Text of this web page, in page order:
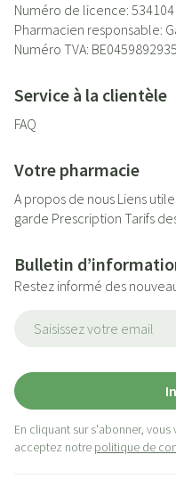
Numéro de licence: 534104
Pharmacien responsable:
Numéro TVA: BE0459892935
Service à la clientèle
FAQ
Votre pharmacie
A propos de nous Liens
garde Prescription Tarifs
Bulletin
Restez informé des
En cliquant sur s'abonner,
acceptez notre politique de